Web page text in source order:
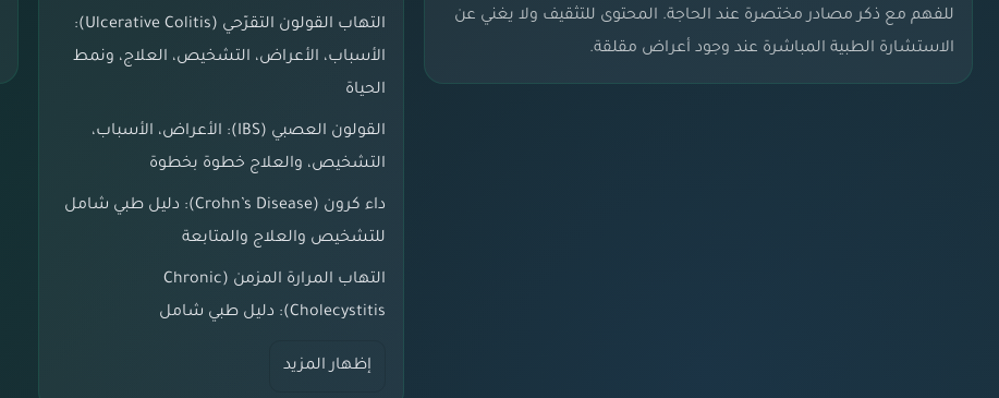
للفهم مع ذكر مصادر مختصرة عند الحاجة. المحتوى للتثقيف ولا يغني عن
الاستشارة الطبية المباشرة عند وجود أعراض مقلقة.
التهاب القولون التقرّحي (Ulcerative Colitis):
الأسباب، الأعراض، التشخيص، العلاج، ونمط
الحياة
القولون العصبي (IBS): الأعراض، الأسباب،
التشخيص، والعلاج خطوة بخطوة
داء كرون (Crohn’s Disease): دليل طبي شامل
للتشخيص والعلاج والمتابعة
التهاب المرارة المزمن (Chronic
Cholecystitis): دليل طبي شامل
إظهار المزيد